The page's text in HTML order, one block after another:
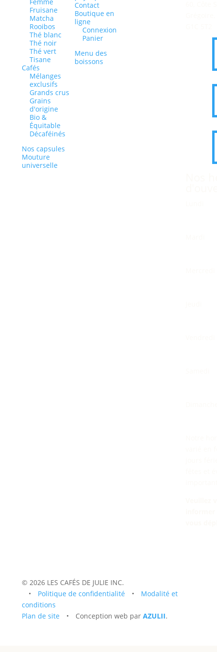
Fruisane
Matcha
Rooibos
Thé blanc
Thé noir
Thé vert
Tisane
Cafés
Mélanges
exclusifs
Grands crus
Grains
d'origine
Bio &
Équitable
Décaféinés
Nos capsules
Mouture
universelle
Contact
Boutique en
ligne
Connexion
Panier
Menu des
boissons
© 2026 LES CAFÉS DE JULIE INC.
•
Politique de confidentialité •
Modalité et
conditions
Plan de site
• Conception web par AZULII.